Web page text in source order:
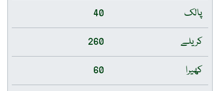
پالک
40
کریلے
260
کھیرا
60